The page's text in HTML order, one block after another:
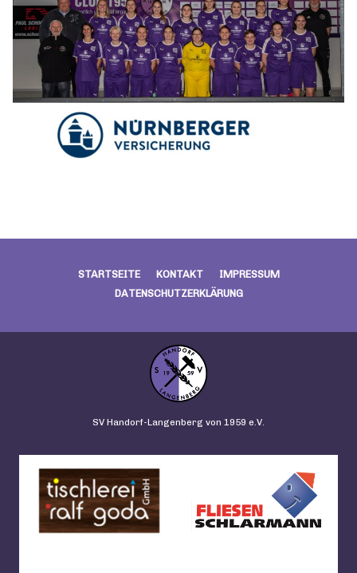
STARTSEITE KONTAKT
IMPRESSUM
DATENSCHUTZERKLÄRUNG
SV Handorf-Langenberg von 1959 e.V.